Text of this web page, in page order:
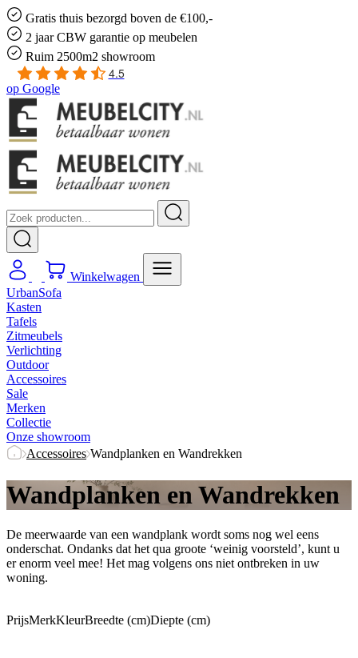
Gratis thuis bezorgd boven de €100,-
2 jaar CBW garantie op meubelen
Ruim 2500m2 showroom
4.5
op Google
Winkelwagen
UrbanSofa
Kasten
Tafels
Zitmeubels
Verlichting
Outdoor
Accessoires
Sale
Merken
Collectie
Onze showroom
Accessoires Wandplanken en Wandrekken
Wandplanken en Wandrekken
De meerwaarde van een wandplank wordt soms nog wel eens
onderschat. Ondanks dat het qua groote ‘weinig voorsteld’, kunt u
er enorm veel mee! Het mag volgens ons niet ontbreken in uw
woning.
PrijsMerkKleurBreedte (cm)Diepte (cm)